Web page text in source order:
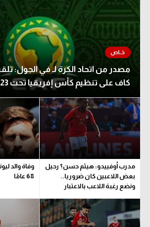
مصدر من اتحاد الكرة لـ في الجول:
كاف على تنظيم كأس إفريقيا تحت 23 عاما
مدرب أوفييدو: هيثم حسن؟ رحيل
بعض اللاعبين كان ضروريا..
ونضع رغبة اللاعب بالاعتبار
وفاة والد
68 عامًا